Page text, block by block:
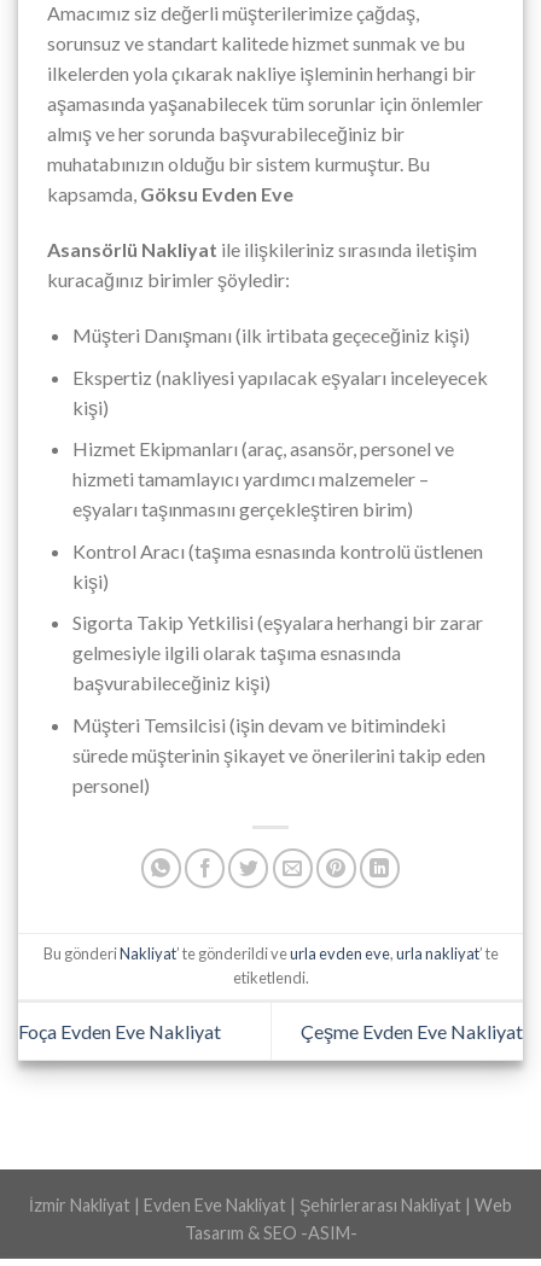
Amacımız siz değerli müşterilerimize çağdaş,
sorunsuz ve standart kalitede hizmet sunmak ve bu
ilkelerden yola çıkarak nakliye işleminin herhangi bir
aşamasında yaşanabilecek tüm sorunlar için önlemler
almış ve her sorunda başvurabileceğiniz bir
muhatabınızın olduğu bir sistem kurmuştur. Bu
kapsamda, Göksu Evden Eve
Asansörlü Nakliyat ile ilişkileriniz sırasında iletişim
kuracağınız birimler şöyledir:
Müşteri Danışmanı (ilk irtibata geçeceğiniz kişi)
Ekspertiz (nakliyesi yapılacak eşyaları inceleyecek
kişi)
Hizmet Ekipmanları (araç, asansör, personel ve
hizmeti tamamlayıcı yardımcı malzemeler –
eşyaları taşınmasını gerçekleştiren birim)
Kontrol Aracı (taşıma esnasında kontrolü üstlenen
kişi)
Sigorta Takip Yetkilisi (eşyalara herhangi bir zarar
gelmesiyle ilgili olarak taşıma esnasında
başvurabileceğiniz kişi)
Müşteri Temsilcisi (işin devam ve bitimindeki
sürede müşterinin şikayet ve önerilerini takip eden
personel)
Bu gönderiNakliyat’ te gönderildi veurla evden eve,urla nakliyat’ te
etiketlendi.
Foça Evden Eve Nakliyat Çeşme Evden Eve Nakliyat
İzmir Nakliyat | Evden Eve Nakliyat | Şehirlerarası Nakliyat | Web
Tasarım & SEO -ASIM-